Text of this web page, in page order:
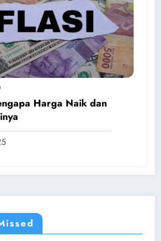
Harga Naik dan